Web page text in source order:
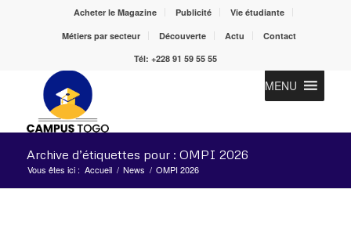
Acheter le Magazine Publicité
Vie étudiante
Métiers par secteur
Découverte Actu
Contact
Tél: +228 91 59 55 55
MENU
Archive d’étiquettes pour : OMPI 2026
Vous êtes ici : Accueil / News / OMPI 2026